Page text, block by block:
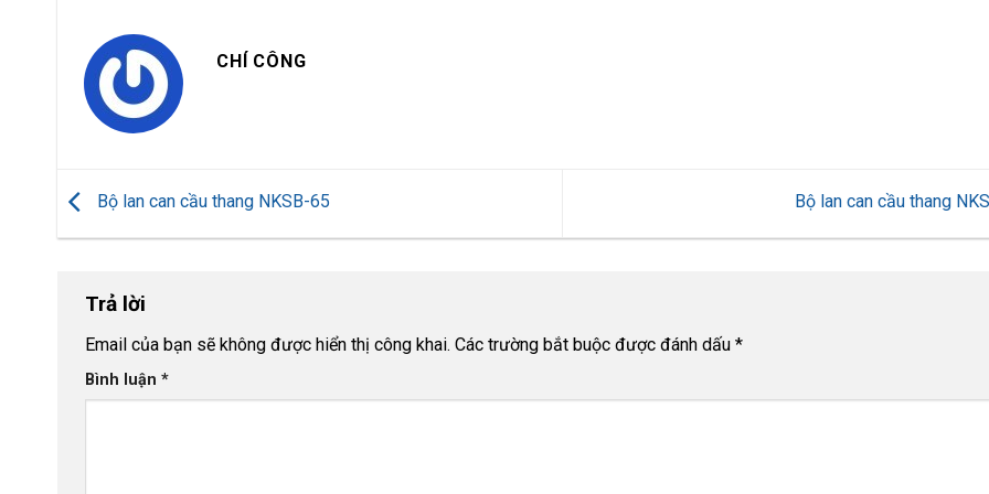
CHÍ CÔNG
Bộ lan can cầu thang NKSB-65 Bộ lan can cầu thang
Trả lời
Email của bạn sẽ không được hiển thị công khai. Các trường bắt buộc được đánh dấu *
Bình luận *